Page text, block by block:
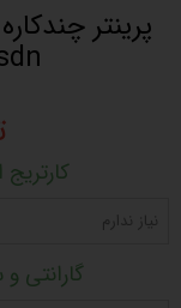
نیاز ندارم
گارانتی